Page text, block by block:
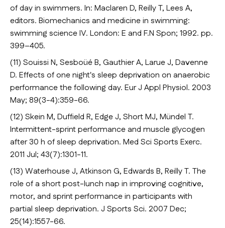
of day in swimmers. In: Maclaren D, Reilly T, Lees A,
editors. Biomechanics and medicine in swimming:
swimming science IV. London: E and F.N Spon; 1992. pp.
399–405.
(11) Souissi N, Sesboüé B, Gauthier A, Larue J, Davenne
D. Effects of one night's sleep deprivation on anaerobic
performance the following day. Eur J Appl Physiol. 2003
May; 89(3-4):359-66.
(12) Skein M, Duffield R, Edge J, Short MJ, Mündel T.
Intermittent-sprint performance and muscle glycogen
after 30 h of sleep deprivation. Med Sci Sports Exerc.
2011 Jul; 43(7):1301-11.
(13) Waterhouse J, Atkinson G, Edwards B, Reilly T. The
role of a short post-lunch nap in improving cognitive,
motor, and sprint performance in participants with
partial sleep deprivation. J Sports Sci. 2007 Dec;
25(14):1557-66.